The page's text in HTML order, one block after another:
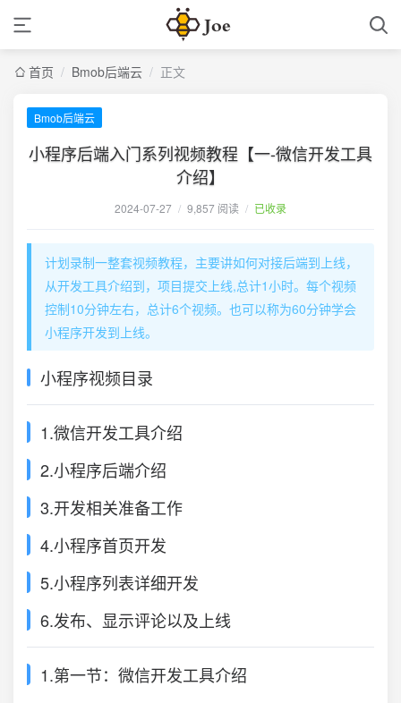
首页 / Bmob后端云 / 正文
Bmob后端云
小程序后端入门系列视频教程【一-微信开发工具
介绍】
2024-07-27 / 9,857 阅读 / 已收录
计划录制一整套视频教程，主要讲如何对接后端到上线，
从开发工具介绍到，项目提交上线,总计1小时。每个视频
控制10分钟左右，总计6个视频。也可以称为60分钟学会
小程序开发到上线。
小程序视频目录
1.微信开发工具介绍
2.小程序后端介绍
3.开发相关准备工作
4.小程序首页开发
5.小程序列表详细开发
6.发布、显示评论以及上线
1.第一节：微信开发工具介绍